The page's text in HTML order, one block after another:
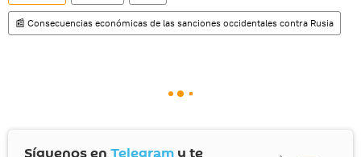
📰 Consecuencias económicas de las sanciones occidentales contra Rusia